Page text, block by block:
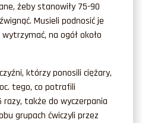
żeby stanowiły 75-90
Musieli podnosić je
na ogół około
którzy ponosili ciężary,
tego, co potrafili
razy, także do wyczerpania
grupach ćwiczyli przez